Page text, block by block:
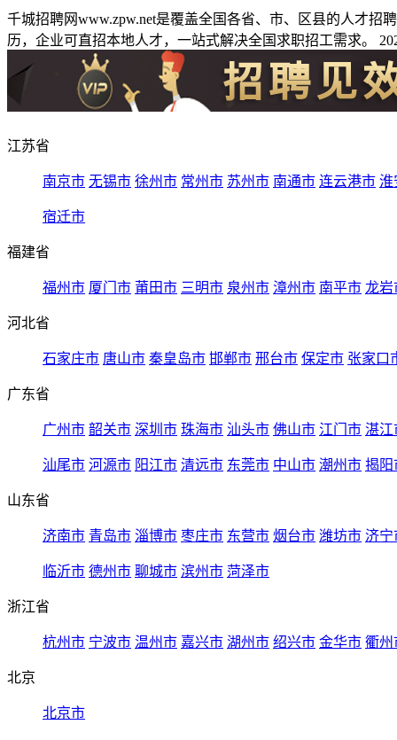
千城招聘网www.zpw.net是覆盖全国各省、市、区县的人才
历，企业可直招本地人才，一站式解决全国求职招工需求。
江苏省
南京市 无锡市 徐州市 常州市 苏州市 南通市 连云港市 淮
宿迁市
福建省
福州市 厦门市 莆田市 三明市 泉州市 漳州市 南平市 龙岩
河北省
石家庄市 唐山市 秦皇岛市 邯郸市 邢台市 保定市 张家口
广东省
广州市 韶关市 深圳市 珠海市 汕头市 佛山市 江门市 湛江
汕尾市 河源市 阳江市 清远市 东莞市 中山市 潮州市 揭阳
山东省
济南市 青岛市 淄博市 枣庄市 东营市 烟台市 潍坊市 济宁
临沂市 德州市 聊城市 滨州市 菏泽市
浙江省
杭州市 宁波市 温州市 嘉兴市 湖州市 绍兴市 金华市 衢州
北京
北京市